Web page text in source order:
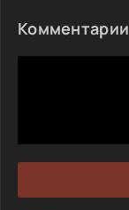
Комментарии